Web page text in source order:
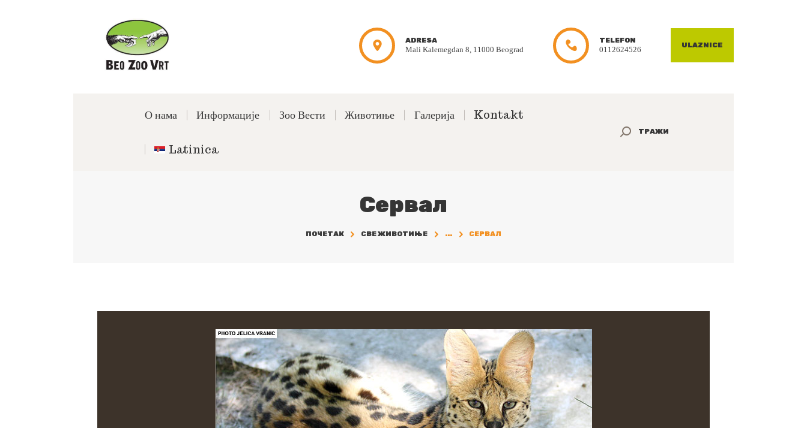
ADRESA
Mali Kalemegdan 8, 11000 Beograd
TELEFON
0112624526
ULAZNICE
О нама Информације Зоо Вести Животиње Галерија Kontakt
Latinica
Сервал
ПОЧЕТАК СВЕ ЖИВОТИЊЕ ... СЕРВАЛ